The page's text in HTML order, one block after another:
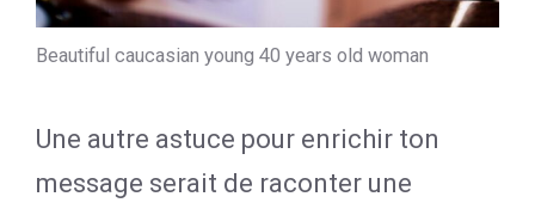
Beautiful caucasian young 40 years old woman
Une autre astuce pour enrichir ton
message serait de raconter une